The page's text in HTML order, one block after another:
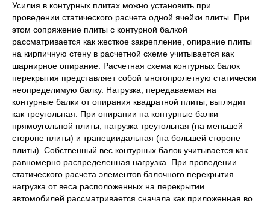
Усилия в контурных плитах можно установить при
проведении статического расчета одной ячейки плиты. При
этом сопряжение плиты с контурной балкой
рассматривается как жесткое закрепление, опирание плиты
на кирпичную стену в расчетной схеме учитывается как
шарнирное опирание. Расчетная схема контурных балок
перекрытия представляет собой многопролетную статически
неопределимую балку. Нагрузка, передаваемая на
контурные балки от опирания квадратной плиты, выглядит
как треугольная. При опирании на контурные балки
прямоугольной плиты, нагрузка треугольная (на меньшей
стороне плиты) и трапециидальная (на большей стороне
плиты). Собственный вес контурных балок учитывается как
равномерно распределенная нагрузка. При проведении
статического расчета элементов балочного перекрытия
нагрузка от веса расположенных на перекрытии
автомобилей рассматривается сначала как приложенная во